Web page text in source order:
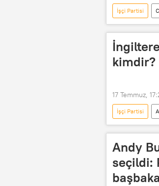
İşçi Partisi
Tony Blair
kimdir?
17 Temmuz,
İşçi Partisi
Pakistan
Andy
seçildi: